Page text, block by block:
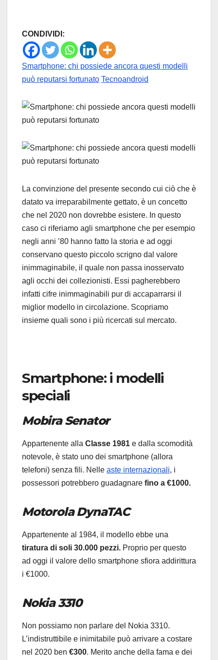
CONDIVIDI:
Smartphone: chi possiede ancora questi modelli
può reputarsi fortunato Tecnoandroid
La convinzione del presente secondo cui ciò che è
datato va irreparabilmente gettato, è un concetto
che nel 2020 non dovrebbe esistere. In questo
caso ci riferiamo agli smartphone che per esempio
negli anni ’80 hanno fatto la storia e ad oggi
conservano questo piccolo scrigno dal valore
inimmaginabile, il quale non passa inosservato
agli occhi dei collezionisti. Essi pagherebbero
infatti cifre inimmaginabili pur di accaparrarsi il
miglior modello in circolazione. Scopriamo
insieme quali sono i più ricercati sul mercato.
Smartphone: i modelli
speciali
Mobira Senator
Appartenente alla Classe 1981 e dalla scomodità
notevole, è stato uno dei smartphone (allora
telefoni) senza fili. Nelle aste internazionali, i
possessori potrebbero guadagnare fino a €1000.
Motorola DynaTAC
Appartenente al 1984, il modello ebbe una
tiratura di soli 30.000 pezzi. Proprio per questo
ad oggi il valore dello smartphone sfiora addirittura
i €1000.
Nokia 3310
Non possiamo non parlare del Nokia 3310.
L’indistruttibile e inimitabile può arrivare a costare
nel 2020 ben €300. Merito anche della fama e dei